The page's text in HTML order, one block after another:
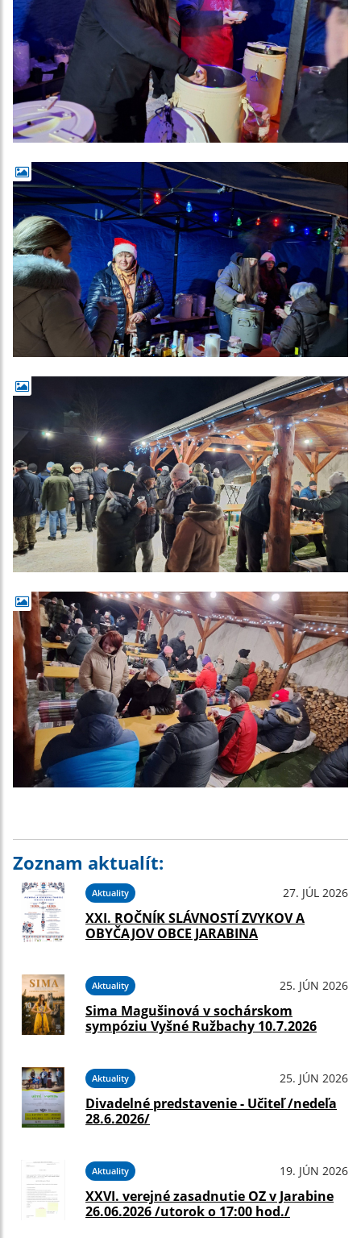
Zoznam aktualít:
Aktuality 27. JÚL 2026
XXI. ROČNÍK SLÁVNOSTÍ ZVYKOV A
OBYČAJOV OBCE JARABINA
Aktuality 25. JÚN 2026
Sima Magušinová v sochárskom
sympóziu Vyšné Ružbachy 10.7.2026
Aktuality 25. JÚN 2026
Divadelné predstavenie - Učiteľ /nedeľa
28.6.2026/
Aktuality 19. JÚN 2026
XXVI. verejné zasadnutie OZ v Jarabine
26.06.2026 /utorok o 17:00 hod./